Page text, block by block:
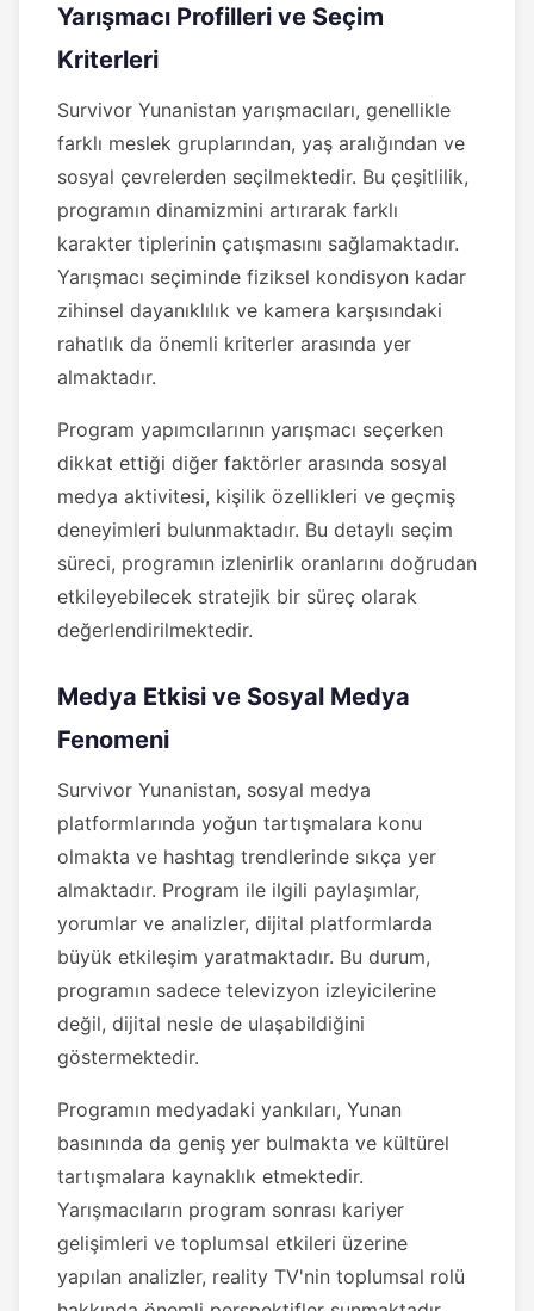
Yarışmacı Profilleri ve Seçim
Kriterleri
Survivor Yunanistan yarışmacıları, genellikle
farklı meslek gruplarından, yaş aralığından ve
sosyal çevrelerden seçilmektedir. Bu çeşitlilik,
programın dinamizmini artırarak farklı
karakter tiplerinin çatışmasını sağlamaktadır.
Yarışmacı seçiminde fiziksel kondisyon kadar
zihinsel dayanıklılık ve kamera karşısındaki
rahatlık da önemli kriterler arasında yer
almaktadır.
Program yapımcılarının yarışmacı seçerken
dikkat ettiği diğer faktörler arasında sosyal
medya aktivitesi, kişilik özellikleri ve geçmiş
deneyimleri bulunmaktadır. Bu detaylı seçim
süreci, programın izlenirlik oranlarını doğrudan
etkileyebilecek stratejik bir süreç olarak
değerlendirilmektedir.
Medya Etkisi ve Sosyal Medya
Fenomeni
Survivor Yunanistan, sosyal medya
platformlarında yoğun tartışmalara konu
olmakta ve hashtag trendlerinde sıkça yer
almaktadır. Program ile ilgili paylaşımlar,
yorumlar ve analizler, dijital platformlarda
büyük etkileşim yaratmaktadır. Bu durum,
programın sadece televizyon izleyicilerine
değil, dijital nesle de ulaşabildiğini
göstermektedir.
Programın medyadaki yankıları, Yunan
basınında da geniş yer bulmakta ve kültürel
tartışmalara kaynaklık etmektedir.
Yarışmacıların program sonrası kariyer
gelişimleri ve toplumsal etkileri üzerine
yapılan analizler, reality TV'nin toplumsal rolü